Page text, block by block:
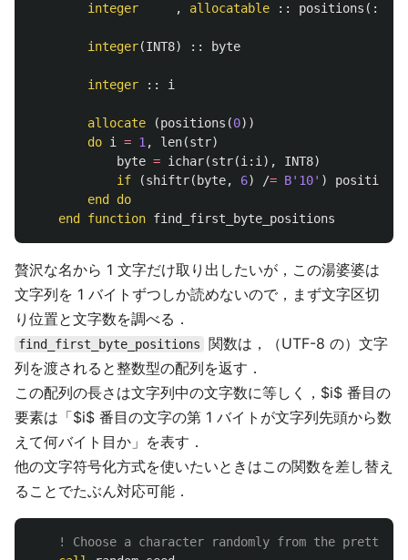
integer
, allocatable :: positions (:)
integer(INT8) :: byte
integer :: i
allocate (positions (0))
do i = 1 , len(str)
byte = ichar(str(i : i ), INT8)
if
(shiftr( byte, 6) /= B'10' )
positions
end
do
end
function find_first_byte_positions
贅沢な名から 1 文字だけ取り出したいが，この湯婆婆は
文字列を 1 バイトずつしか読めないので，まず文字区切
り位置と文字数を調べる．
find_first_byte_positions
関数は，（UTF-8 の）文字
列を渡されると整数型の配列を返す．
この配列の長さは文字列中の文字数に等しく，$i$ 番目の
要素は「$i$ 番目の文字の第 1 バイトが文字列先頭から数
えて何バイト目か」を表す．
他の文字符号化方式を使いたいときはこの関数を差し替え
ることでたぶん対応可能．
! Choose a character randomly from the pretty